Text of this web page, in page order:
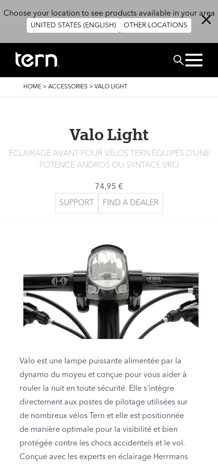
Choose your location to see products available in your area
UNITED STATES (ENGLISH) OTHER LOCATIONS
BREADCRUMB
HOME > ACCESSORIES > VALO LIGHT
Valo Light
ÉCLAIRAGE AVANT POUR VÉLOS TERN ÉQUIPÉS D'UNE
POTENCE ANDROS OU SYNTACE VRO
74,95 €
SUPPORT FIND A DEALER
Valo est une lampe puissante alimentée par la
dynamo du moyeu et conçue pour vous aider à
rouler la nuit en toute sécurité. Elle s'intègre
directement aux postes de pilotage utilisées sur
de nombreux vélos Tern et elle est positionnée
de manière optimale pour la visibilité et bien
protégée contre les chocs accidentels et le vol.
Conçue avec les experts en éclairage Herrmans